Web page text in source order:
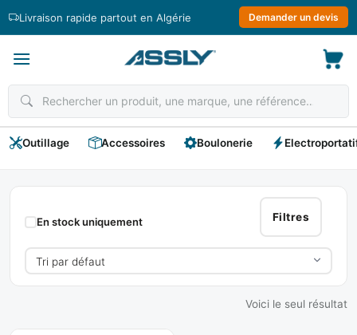
Livraison rapide partout en Algérie Demander un devis
Outillage Accessoires Boulonerie
Disque
Divers
Filtres
En stock uniquement
Voici le seul résultat